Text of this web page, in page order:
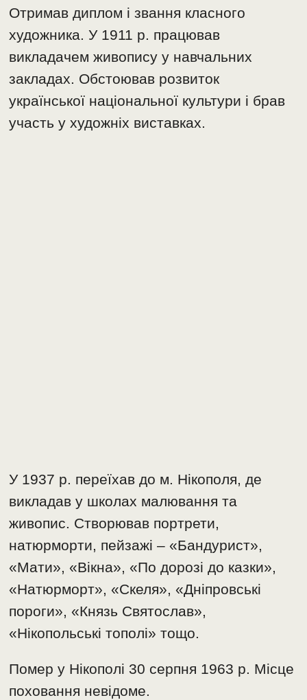
Отримав диплом і звання класного
художника. У 1911 р. працював
викладачем живопису у навчальних
закладах. Обстоював розвиток
української національної культури і брав
участь у художніх виставках.
У 1937 р. переїхав до м. Нікополя, де
викладав у школах малювання та
живопис. Створював портрети,
натюрморти, пейзажі – «Бандурист»,
«Мати», «Вікна», «По дорозі до казки»,
«Натюрморт», «Скеля», «Дніпровські
пороги», «Князь Святослав»,
«Нікопольські тополі» тощо.
Помер у Нікополі 30 серпня 1963 р. Місце
поховання невідоме.